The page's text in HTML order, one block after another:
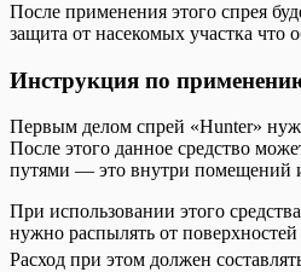
После применения этого спрея
защита от насекомых участка что
Инструкция по
Первым делом спрей «Hunter»
После этого данное средство
путями — это внутри помещений
При использовании этого
нужно распылять от поверхностей
Расход при этом должен